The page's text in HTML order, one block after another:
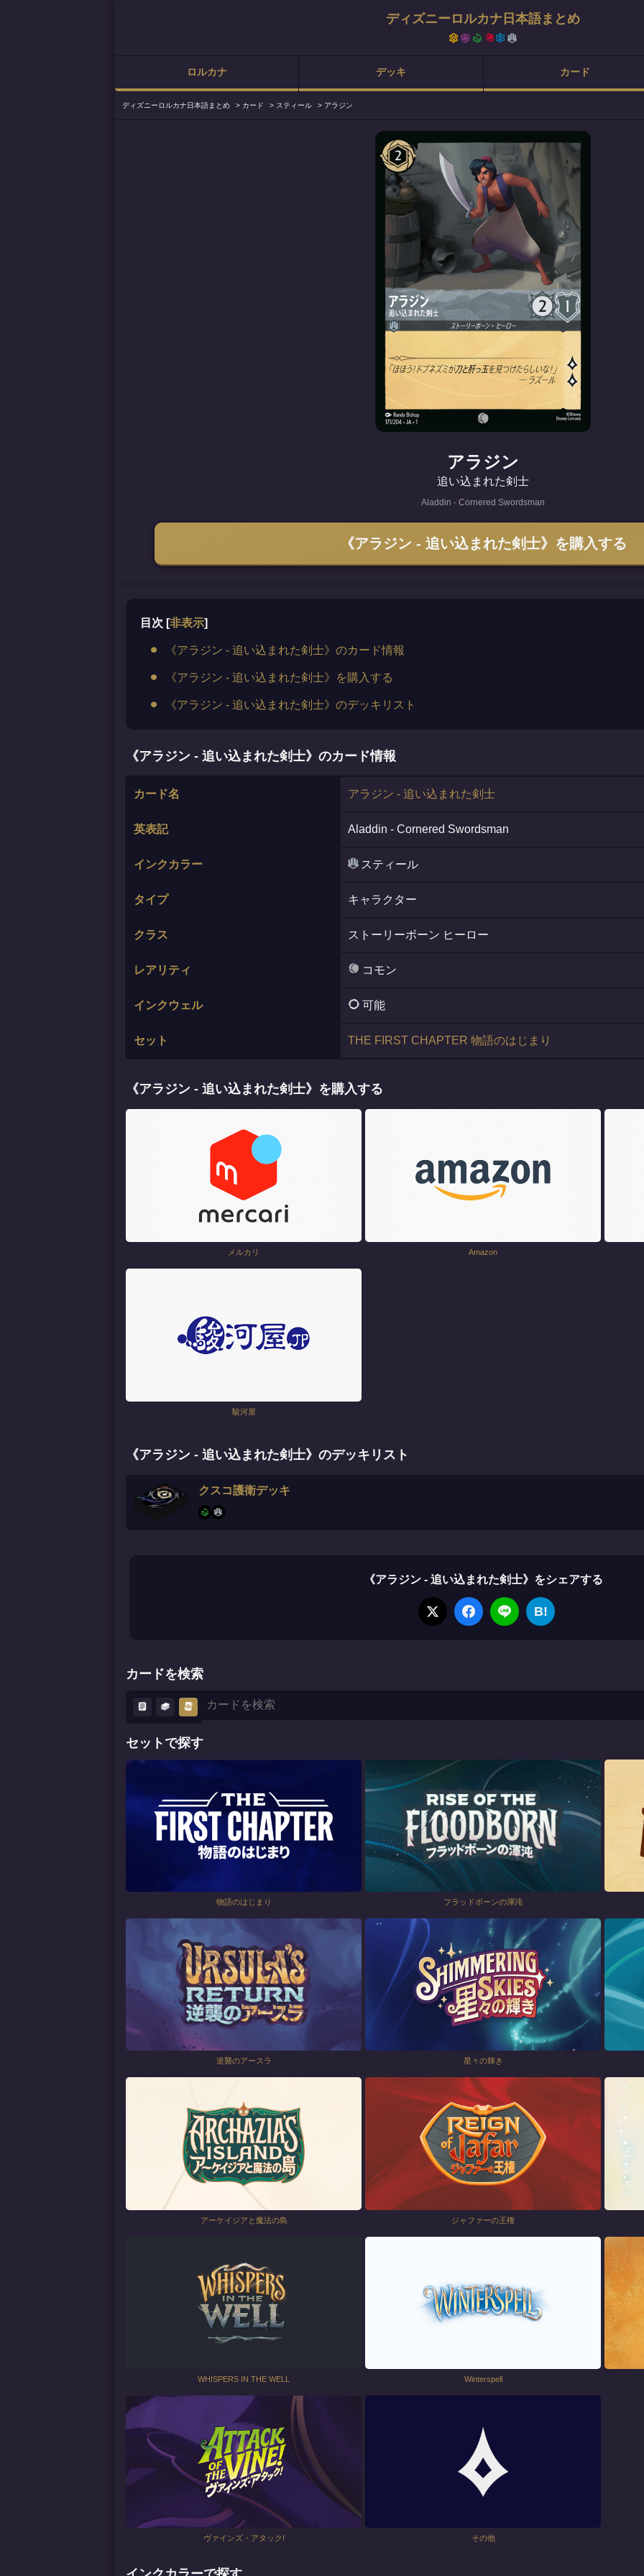
ディズニーロルカナ日本語まとめ
ロルカナ デッキ カード
ディズニーロルカナ日本語まとめ > カード > スティール > アラジン
アラジン
追い込まれた剣士
Aladdin - Cornered Swordsman
《アラジン - 追い込まれた剣士》を購入する
目次 [非表示]
《アラジン - 追い込まれた剣士》のカード情報
《アラジン - 追い込まれた剣士》を購入する
《アラジン - 追い込まれた剣士》のデッキリスト
《アラジン - 追い込まれた剣士》のカード情報
カード名 アラジン - 追い込まれた剣士
英表記 Aladdin - Cornered Swordsman
インクカラー スティール
タイプ キャラクター
クラス ストーリーボーン ヒーロー
レアリティ コモン
インクウェル 可能
セット THE FIRST CHAPTER 物語のはじまり
《アラジン - 追い込まれた剣士》を購入する
メルカリ Amazon
駿河屋
《アラジン - 追い込まれた剣士》のデッキリスト
クスコ護衛デッキ
《アラジン - 追い込まれた剣士》をシェアする
B!
カードを検索
セットで探す
物語のはじまり フラッドボーンの渾沌
逆襲のアースラ 星々の輝き
アーケイジアと魔法の島 ジャファーの王権
WHISPERS IN THE WELL Winterspell
ヴァインズ・アタック! その他